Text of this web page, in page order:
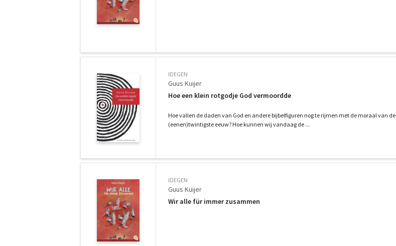
IDEGEN
Guus Kuijer
Hoe een klein rotgodje God vermoordde
Hoe vallen de daden van God en andere bijbelfiguren nog te rijmen met de moraal van de
(eenen)twintigste eeuw? Hoe kunnen wij vandaag de ...
IDEGEN
Guus Kuijer
Wir alle für immer zusammen